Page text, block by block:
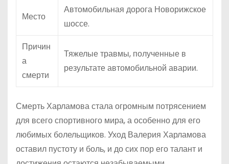
Место
Автомобильная дорога Новорижское
шоссе.
Причин
а
смерти
Тяжелые травмы, полученные в
результате автомобильной аварии.
Смерть Харламова стала огромным потрясением
для всего спортивного мира, а особенно для его
любимых болельщиков. Уход Валерия Харламова
оставил пустоту и боль, и до сих пор его талант и